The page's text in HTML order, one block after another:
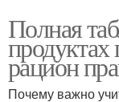
Полная
продуктах
рацион
Почему важно